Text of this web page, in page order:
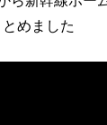
めました